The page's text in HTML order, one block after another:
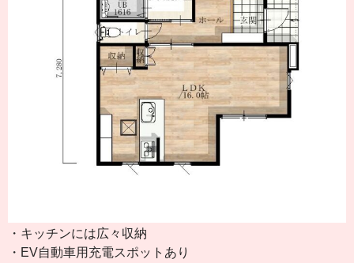
・キッチンには広々収納
・EV自動車用充電スポットあり